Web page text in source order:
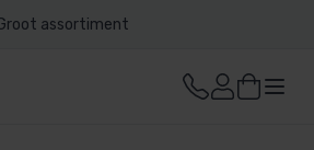
assortiment